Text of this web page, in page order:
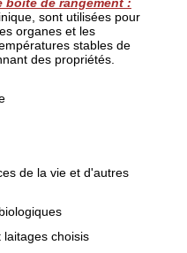
sont utilisées pour
organes et les
stables de
des propriétés.
de la vie et d'autres
choisis